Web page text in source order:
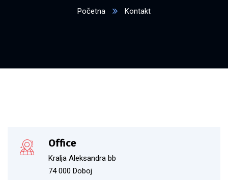
Početna Kontakt
Office
Kralja Aleksandra bb
74 000 Doboj